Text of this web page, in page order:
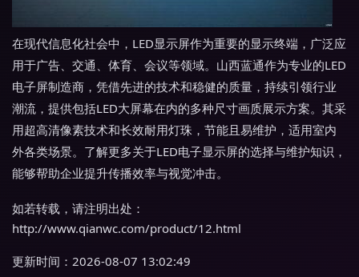
在现代信息化社会中，LED显示屏作为重要的显示终端，广泛应
用于广告、交通、体育、会议等领域。山西蓝通作为专业的LED
电子屏制造商，凭借先进的技术和稳健的质量，持续引领行业
潮流，提供包括LED大屏幕在内的多种尺寸画质展示方案。其采
用超高清像素技术和长效耐用灯珠，节能且易维护，适用室内
外各类场景。了解更多关于LED电子显示屏的选择与维护知识，
能够帮助企业提升传播效率与视觉冲击。
如若转载，请注明出处：
http://www.qianwc.com/product/12.html
更新时间：2026-08-07 13:02:49